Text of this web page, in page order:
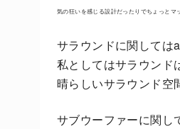
気の狂いを感じる設計だったりでちょっとマ
サラウンドに関しては
私としてはサラウンド
晴らしいサラウンド空
サブウーファーに関し